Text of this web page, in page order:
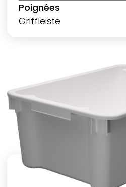
Poignées
Griffleiste